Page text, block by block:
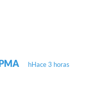
3 hHace 3 horas